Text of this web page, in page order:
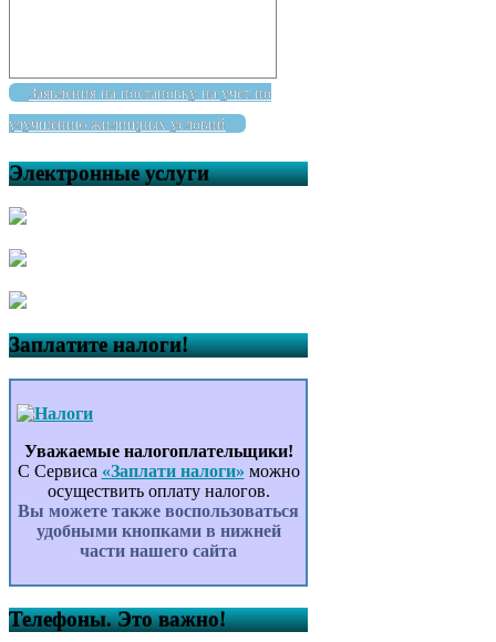
Заявления на постановку на учет по
улучшению жилищных условий
Электронные услуги
Заплатите налоги!
Уважаемые налогоплательщики!
С Сервиса «Заплати налоги» можно
осуществить оплату налогов.
Вы можете также воспользоваться
удобными кнопками в нижней
части нашего сайта
Телефоны. Это важно!